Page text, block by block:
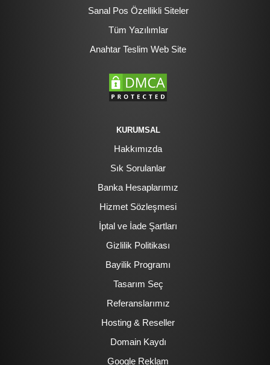
Sanal Pos Özellikli Siteler
Tüm Yazılımlar
Anahtar Teslim Web Site
KURUMSAL
Hakkımızda
Sık Sorulanlar
Banka Hesaplarımız
Hizmet Sözleşmesi
İptal ve İade Şartları
Gizlilik Politikası
Bayilik Programı
Tasarım Seç
Referanslarımız
Hosting & Reseller
Domain Kaydı
Google Reklam